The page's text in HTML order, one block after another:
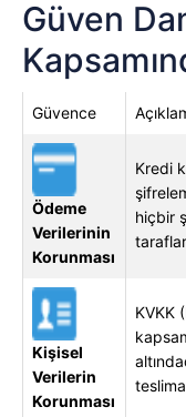
Güven
Güvence
Ödeme
Verilerinin
Korunması
Kredi
hiçbir
Kişisel
Verilerin
Korunması
KVKK